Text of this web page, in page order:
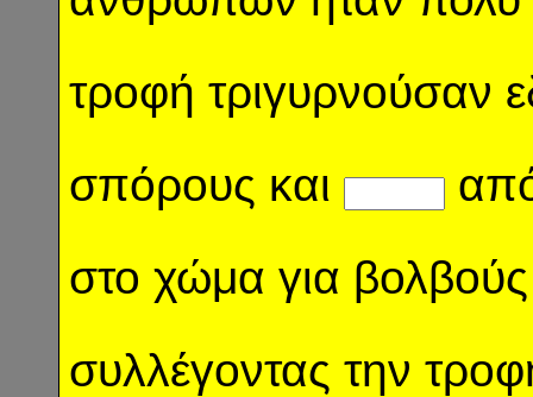
τροφή τριγυρνούσαν
σπόρους και
στο χώμα για
συλλέγοντας την